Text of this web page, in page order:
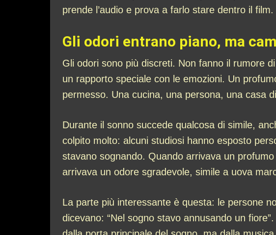
prende l’audio e prova a farlo stare dentro il film.
Gli odori entrano piano, ma
Gli odori sono più discreti. Non fanno il rumore
un rapporto speciale con le emozioni. Un
permesso. Una cucina, una persona, una casa
Durante il sonno succede qualcosa di simile,
colpito molto: alcuni studiosi hanno esposto
stavano sognando. Quando arrivava un
arrivava un odore sgradevole, simile a uova
La parte più interessante è questa: le persone
dicevano: “Nel sogno stavo annusando un